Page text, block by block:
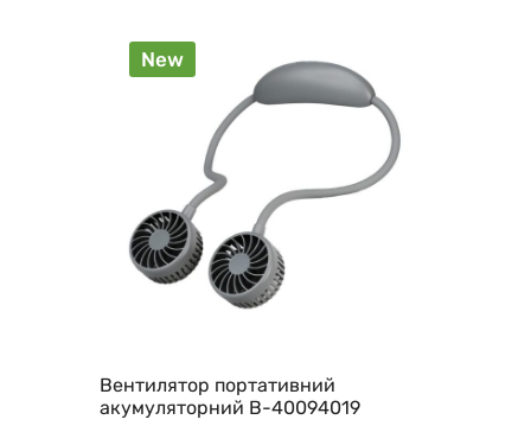
New
Вентилятор портативний
акумуляторний B-40094019